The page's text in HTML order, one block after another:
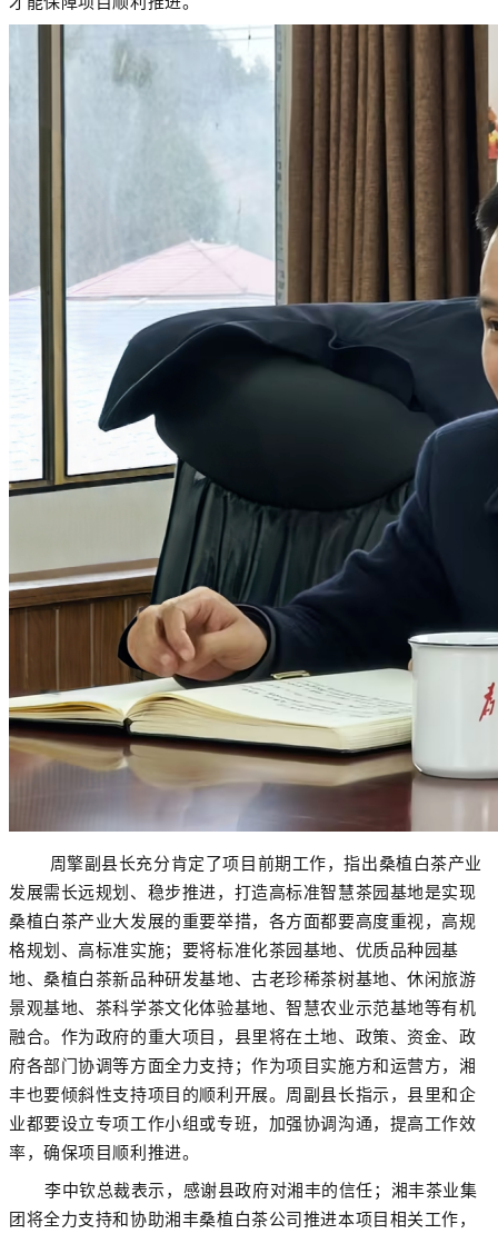
周擎副县长充分肯定了项目前期工作，指出桑植白茶产业
发展需长远规划、稳步推进，打造高标准智慧茶园基地是实现
桑植白茶产业大发展的重要举措， 各方面都要高度重视，高规
格规划、高标准实施；要将标准化茶园基地、优质品种园基
地、桑植白茶新品种研发基地、古老珍稀茶树基地、休闲旅游
景观基地、茶科学茶文化体验基地、智慧农业示范基地等有机
融合。作为政府的重大项目， 县里将在土地、政策、资金、政
府各部门协调等方面全力支持；作为项目实施方和运营方，湘
丰也要倾斜性支持项目的顺利开展。周副县长指示，县里和企
业都要设立专项工作小组或专班，加强协调沟通，提高工作效
率，确保项目顺利推进。
李中钦总裁表示，感谢县政府对湘丰的信任； 湘丰茶业集
团将全力支持和协助湘丰桑植白茶公司推进本项目相关工作，